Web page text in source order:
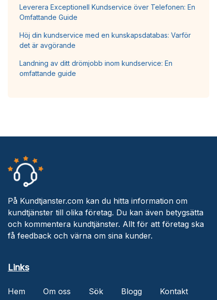
Leverera Exceptionell Kundservice över Telefonen: En
Omfattande Guide
Höj din kundservice med en kunskapsdatabas: Varför
det är avgörande
Landning av ditt drömjobb inom kundservice: En
omfattande guide
På Kundtjanster.com kan du hitta information om
kundtjänster till olika företag. Du kan även betygsätta
och kommentera kundtjänster. Allt för att företag ska
få feedback och värna om sina kunder.
Links
Hem Om oss Sök Blogg
Kontakt